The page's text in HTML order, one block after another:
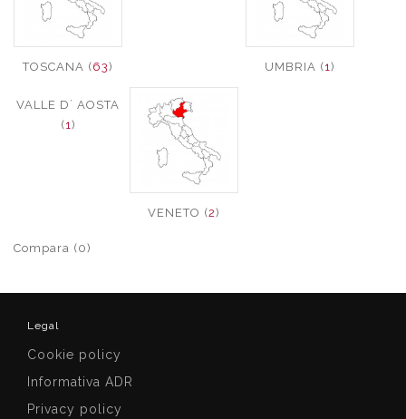
TOSCANA (63) UMBRIA (1 )
VALLE D´ AOSTA
(1 )
VENETO (2)
Compara (0)
Legal
Cookie policy
Informativa ADR
Privacy policy